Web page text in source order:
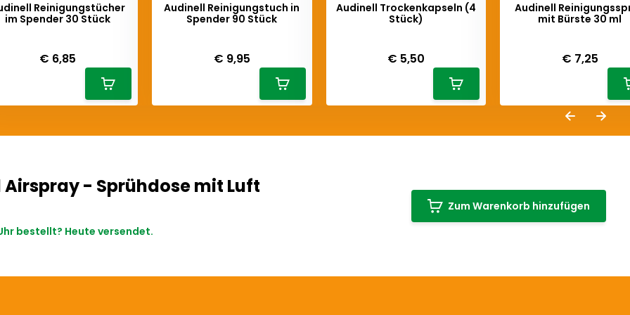
Reinigungstücher
im Spender 30 Stück
€ 6,85
Audinell Reinigungstuch in
Spender 90 Stück
€ 9,95
Audinell Trockenkapseln (4
Stück)
€ 5,50
Audinell
mit Bürste 30 ml
€ 7,25
- Sprühdose mit Luft
bestellt? Heute versendet.
Zum Warenkorb hinzufügen